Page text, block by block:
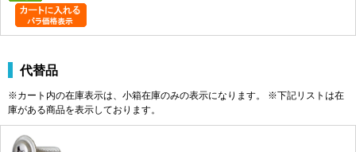
代替品
※カート内の在庫表示は、小箱在庫のみの表示になります。 ※下記リストは在
庫がある商品を表示しております。